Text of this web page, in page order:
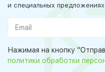
и специальных
Нажимая на кнопку
политики обработки